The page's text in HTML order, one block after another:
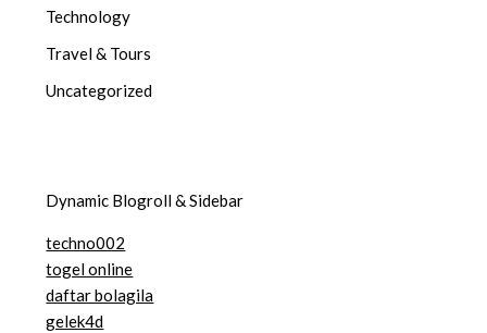
Technology
Travel & Tours
Uncategorized
Dynamic Blogroll & Sidebar
techno002
togel online
daftar bolagila
gelek4d